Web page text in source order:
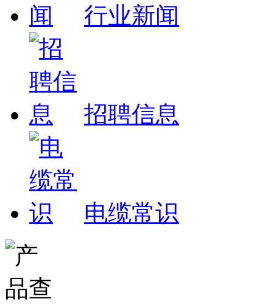
行业新闻
招聘信息
电缆常识